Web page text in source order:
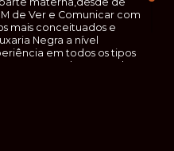
de Ver e Comunicar com
mais conceituados e
Negra a nível
em todos os tipos
os seus saberes ocultos
possuir a devida